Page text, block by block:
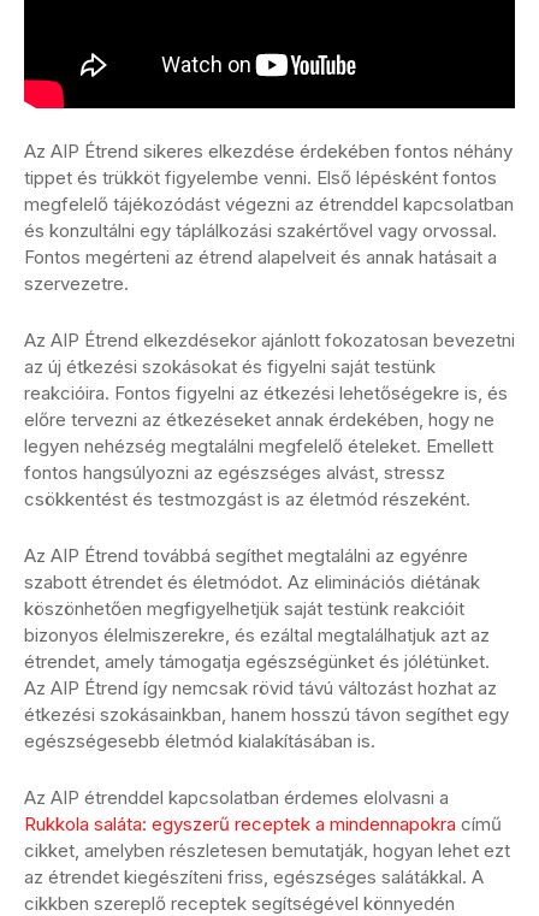
Az AIP Étrend sikeres elkezdése érdekében fontos néhány
tippet és trükköt figyelembe venni. Első lépésként fontos
megfelelő tájékozódást végezni az étrenddel kapcsolatban
és konzultálni egy táplálkozási szakértővel vagy orvossal.
Fontos megérteni az étrend alapelveit és annak hatásait a
szervezetre.
Az AIP Étrend elkezdésekor ajánlott fokozatosan bevezetni
az új étkezési szokásokat és figyelni saját testünk
reakcióira. Fontos figyelni az étkezési lehetőségekre is, és
előre tervezni az étkezéseket annak érdekében, hogy ne
legyen nehézség megtalálni megfelelő ételeket. Emellett
fontos hangsúlyozni az egészséges alvást, stressz
csökkentést és testmozgást is az életmód részeként.
Az AIP Étrend továbbá segíthet megtalálni az egyénre
szabott étrendet és életmódot. Az eliminációs diétának
köszönhetően megfigyelhetjük saját testünk reakcióit
bizonyos élelmiszerekre, és ezáltal megtalálhatjuk azt az
étrendet, amely támogatja egészségünket és jólétünket.
Az AIP Étrend így nemcsak rövid távú változást hozhat az
étkezési szokásainkban, hanem hosszú távon segíthet egy
egészségesebb életmód kialakításában is.
Az AIP étrenddel kapcsolatban érdemes elolvasni a
Rukkola saláta: egyszerű receptek a mindennapokra című
cikket, amelyben részletesen bemutatják, hogyan lehet ezt
az étrendet kiegészíteni friss, egészséges salátákkal. A
cikkben szereplő receptek segítségével könnyedén